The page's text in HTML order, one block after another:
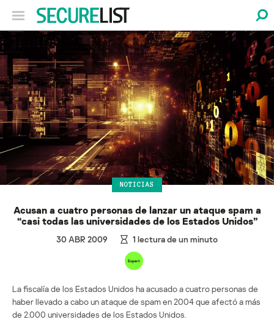
NOTICIAS
Acusan a cuatro personas de lanzar un ataque spam a
“casi todas las universidades de los Estados Unidos”
30 ABR 2009 1 lectura de un minuto
La fiscalía de los Estados Unidos ha acusado a cuatro personas de
haber llevado a cabo un ataque de spam en 2004 que afectó a más
de 2.000 universidades de los Estados Unidos.